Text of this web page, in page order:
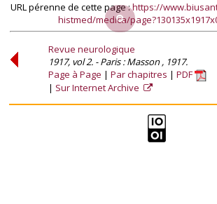
URL pérenne de cette page :https://
histmed/medica/
Revue neurologique
1917, vol 2. - Paris : Masson , 1917.
Page à Page
Par chapitres
PDF
Sur Internet Archive